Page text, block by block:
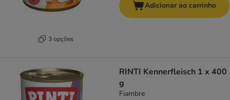
3 opções
Adicionar ao carrinho
RINTI Kennerfleisch 1 x 400
g
Fiambre